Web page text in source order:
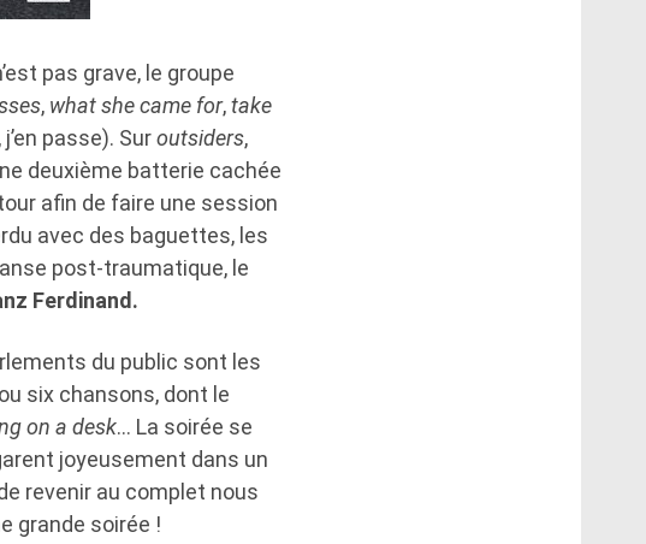
pas grave, le groupe
, what she came for,take
passe). Suroutsiders,
deuxième batterie cachée
afin de faire une session
avec des baguettes, les
post-traumatique, le
Ferdinand.
du public sont les
six chansons, dont le
on a desk… La soirée se
joyeusement dans un
revenir au complet nous
grande soirée !